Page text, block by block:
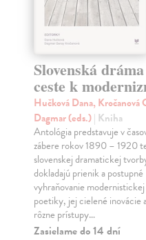
Slovenská
ceste k
Hučková Dana, Kročanová
Dagmar (eds.)| Kniha
Antológia predstavuje v
zábere rokov 1890 – 1920
slovenskej dramatickej
dokladajú prienik a postupné
vyhraňovanie modernistickej
poetiky, jej cielené inovácie
rôzne prístupy…
Zasielame do 14 dní